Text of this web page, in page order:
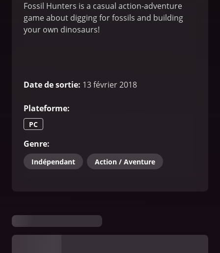
Fossil Hunters is a casual action-adventure
game about digging for fossils and building
your own dinosaurs!
Date de sortie: 13 février 2018
Plateforme:
PC
Genre:
Indépendant Action / Aventure